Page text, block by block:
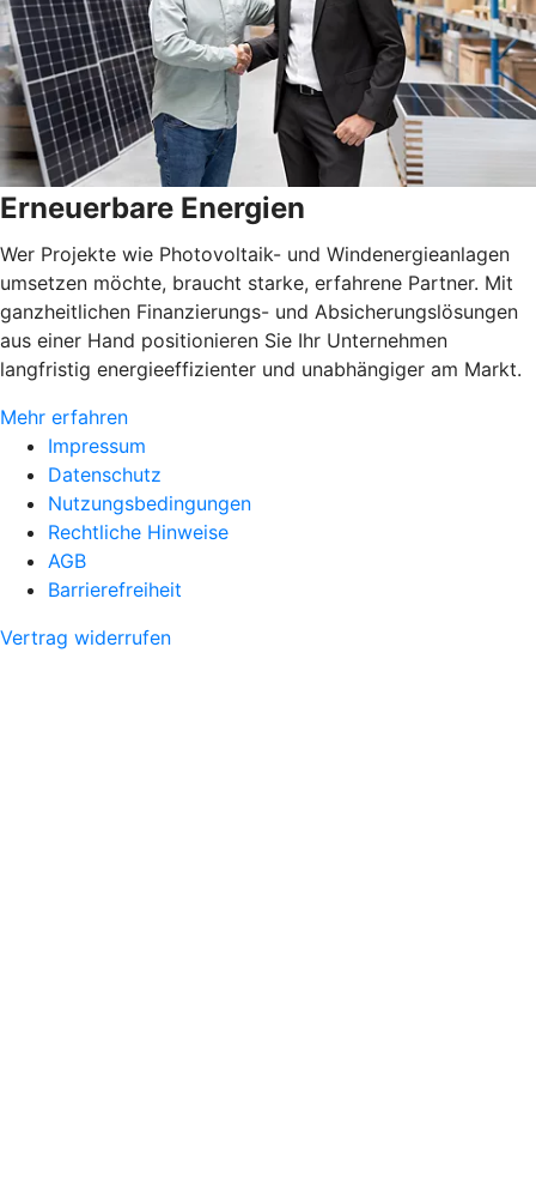
Erneuerbare Energien
Wer Projekte wie Photovoltaik- und Windenergieanlagen
umsetzen möchte, braucht starke, erfahrene Partner. Mit
ganzheitlichen Finanzierungs- und Absicherungslösungen
aus einer Hand positionieren Sie Ihr Unternehmen
langfristig energieeffizienter und unabhängiger am Markt.
Mehr erfahren
Impressum
Datenschutz
Nutzungsbedingungen
Rechtliche Hinweise
AGB
Barrierefreiheit
Vertrag widerrufen